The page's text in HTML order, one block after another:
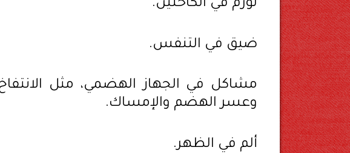
تورم في الكاحلين.
ضيق في التنفس.
مشاكل في الجهاز الهضمي، مثل
وعسر الهضم والإمساك.
ألم في الظهر.